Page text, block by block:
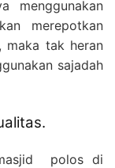
menggunakan
merepotkan
maka tak heran
sajadah
polos di